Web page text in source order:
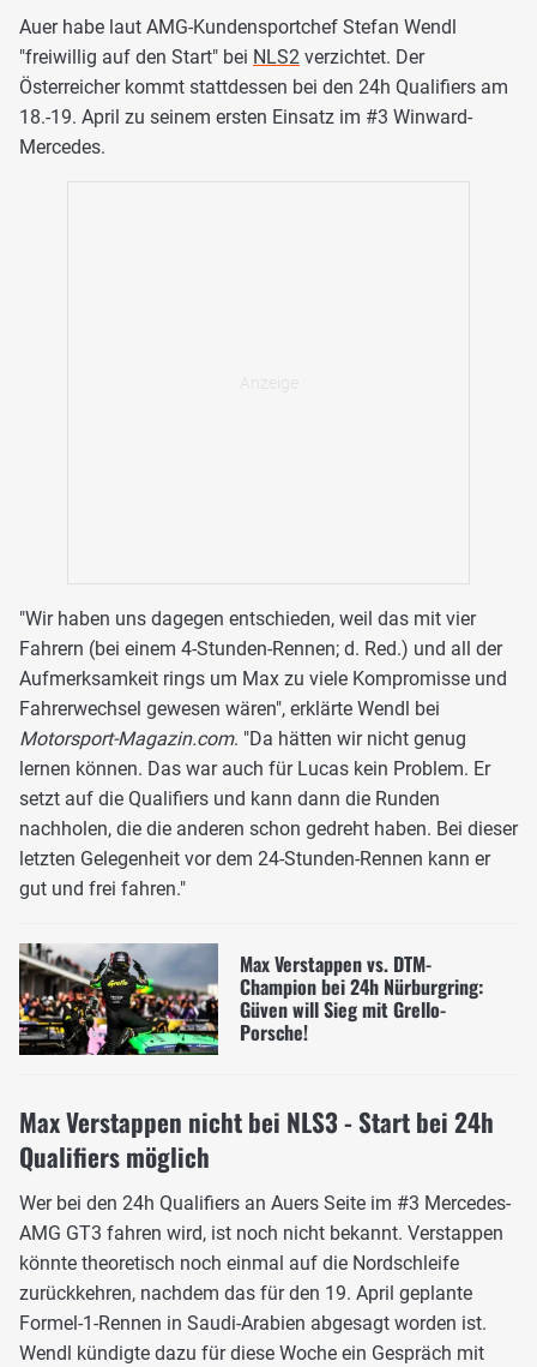
Auer habe laut AMG-Kundensportchef Stefan Wendl
"freiwillig auf den Start" bei NLS2 verzichtet. Der
Österreicher kommt stattdessen bei den 24h Qualifiers am
18.-19. April zu seinem ersten Einsatz im #3 Winward-
Mercedes.
"Wir haben uns dagegen entschieden, weil das mit vier
Fahrern (bei einem 4-Stunden-Rennen; d. Red.) und all der
Aufmerksamkeit rings um Max zu viele Kompromisse und
Fahrerwechsel gewesen wären", erklärte Wendl bei
Motorsport-Magazin.com. "Da hätten wir nicht genug
lernen können. Das war auch für Lucas kein Problem. Er
setzt auf die Qualifiers und kann dann die Runden
nachholen, die die anderen schon gedreht haben. Bei dieser
letzten Gelegenheit vor dem 24-Stunden-Rennen kann er
gut und frei fahren."
Max Verstappen vs. DTM-
Champion bei 24h Nürburgring:
Güven will Sieg mit Grello-
Porsche!
Max Verstappen nicht bei NLS3 - Start bei 24h
Qualifiers möglich
Wer bei den 24h Qualifiers an Auers Seite im #3 Mercedes-
AMG GT3 fahren wird, ist noch nicht bekannt. Verstappen
könnte theoretisch noch einmal auf die Nordschleife
zurückkehren, nachdem das für den 19. April geplante
Formel-1-Rennen in Saudi-Arabien abgesagt worden ist.
Wendl kündigte dazu für diese Woche ein Gespräch mit